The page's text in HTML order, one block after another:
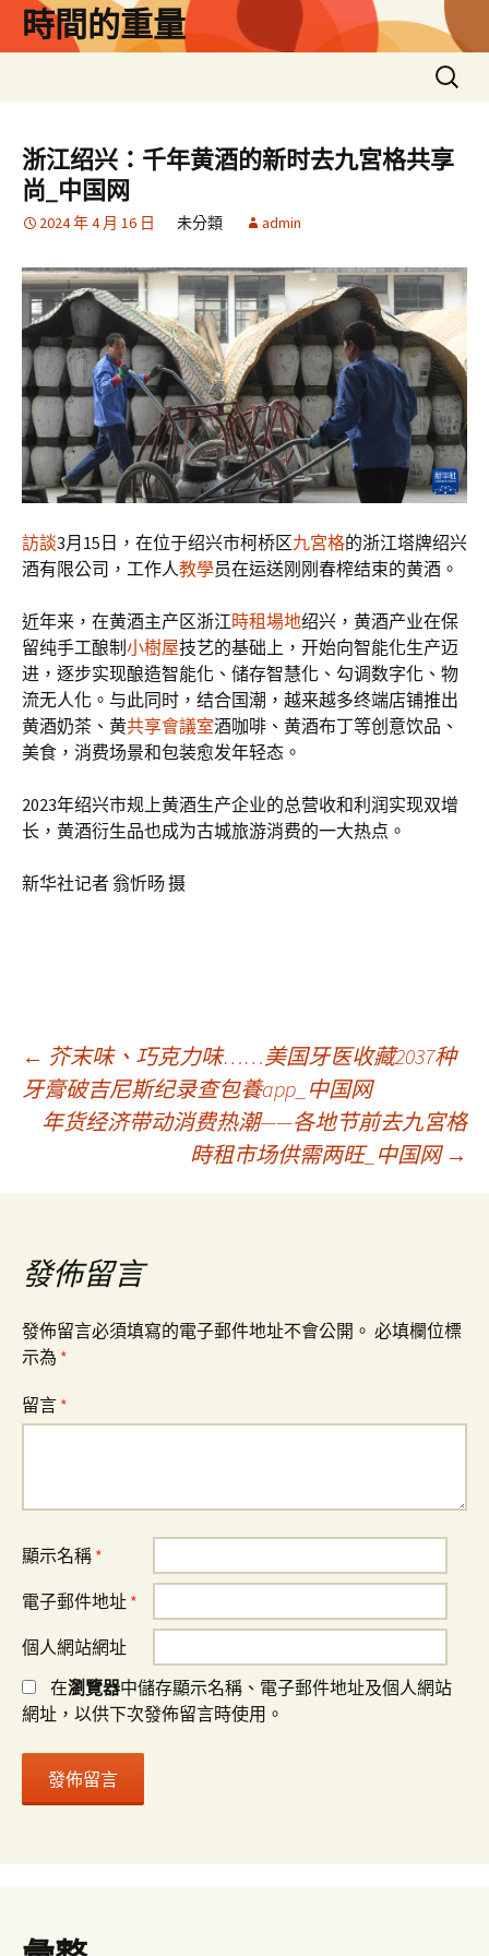
時間的重量
搜
尋
鍵
字:
浙江绍兴：千年黄酒的新时去九宮格共享
尚_中国网
2024 年 4 月 16 日 未分類 admin
訪談3月15日，在位于绍兴市柯桥区九宮格的浙江塔牌绍兴
酒有限公司，工作人教學员在运送刚刚春榨结束的黄酒。
近年来，在黄酒主产区浙江時租場地绍兴，黄酒产业在保
留纯手工酿制 小樹屋技艺的基础上，开始向智能化生产迈
进，逐步实现酿造智能化、储存智慧化、勾调数字化、物
流无人化。与此同时，结合国潮，越来越多终端店铺推出
黄酒奶茶、黄共享會議室酒咖啡、黄酒布丁等创意饮品、
美食，消费场景和包装愈发年轻态。
2023年绍兴市规上黄酒生产企业的总营收和利润实现双增
长，黄酒衍生品也成为古城旅游消费的一大热点。
新华社记者 翁忻旸 摄
文
章
導
覽
← 芥末味、巧克力味……美国牙医收藏2037种
牙膏破吉尼斯纪录查包養app_中国网
年货经济带动消费热潮——各地节前去九宮格
時租市场供需两旺_中国网 →
發佈留言
發佈留言必須填寫的電子郵件地址不會公開。 必填欄位標
示為 *
留言 *
顯示名稱 *
電子郵件地址 *
個人網站網址
在瀏覽器中儲存顯示名稱、電子郵件地址及個人網站
網址，以供下次發佈留言時使用。